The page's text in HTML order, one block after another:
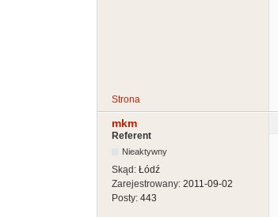
Strona
mkm
Referent
Nieaktywny
Skąd: Łódź
Zarejestrowany: 2011-09-02
Posty: 443